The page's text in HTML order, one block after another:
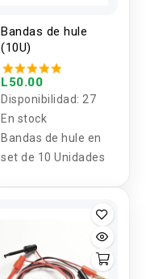
Bandas de hule
(10U)
L50.00
Disponibilidad: 27
En stock
Bandas de hule en
set de 10 Unidades